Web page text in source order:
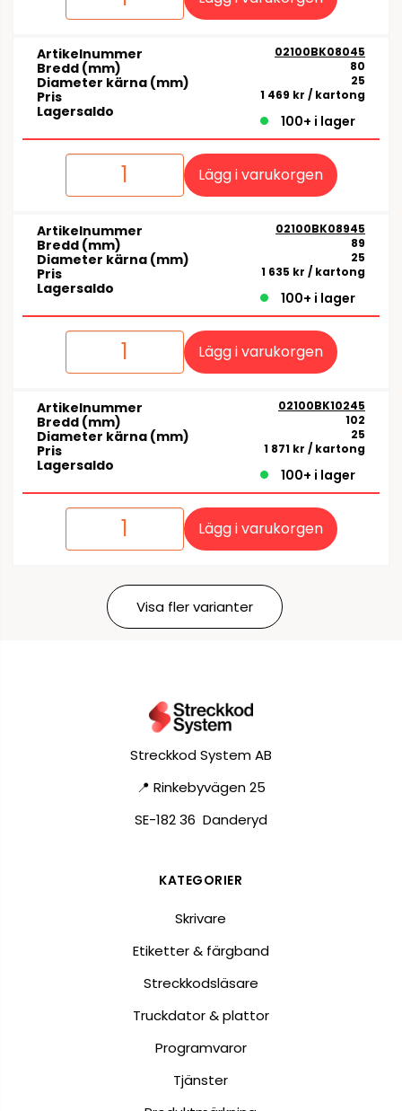
Artikelnummer 02100BK08045
Bredd (mm) 80
Diameter kärna (mm) 25
Pris 1 469 kr / kartong
Lagersaldo
100+ i lager
Lägg i varukorgen
Artikelnummer 02100BK08945
Bredd (mm) 89
Diameter kärna (mm) 25
Pris 1 635 kr / kartong
Lagersaldo
100+ i lager
Lägg i varukorgen
Artikelnummer 02100BK10245
Bredd (mm) 102
Diameter kärna (mm) 25
Pris 1 871 kr / kartong
Lagersaldo
100+ i lager
Lägg i varukorgen
Visa fler varianter
Streckkod System AB
📍 Rinkebyvägen 25
SE-182 36 Danderyd
KATEGORIER
Skrivare
Etiketter & färgband
Streckkodsläsare
Truckdator & plattor
Programvaror
Tjänster